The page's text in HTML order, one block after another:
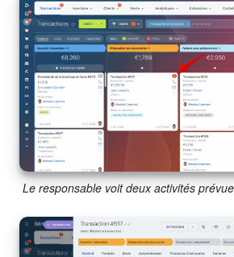
CoPilot - IA dans Bitrix24
Signature électronique
Signature électronique pour les
Analytique
BI Builder
Processus d’entreprise
Le responsable voit deux activités